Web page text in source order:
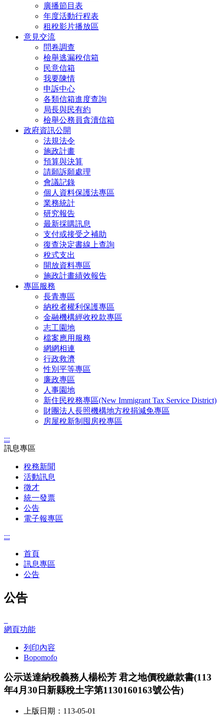
廣播節目表
年度活動行程表
租稅影片播放區
意見交流
問卷調查
檢舉逃漏稅信箱
民意信箱
我要陳情
申訴中心
各類信箱進度查詢
局長與民有約
檢舉公務員貪瀆信箱
政府資訊公開
法規法令
施政計畫
預算與決算
請願訴願處理
會議記錄
個人資料保護法專區
業務統計
研究報告
最新採購訊息
支付或接受之補助
復查決定書線上查詢
稅式支出
開放資料專區
施政計畫績效報告
專區服務
長青專區
納稅者權利保護專區
金融機構經收稅款專區
志工園地
檔案應用服務
網網相連
行政救濟
性別平等專區
廉政專區
人事園地
新住民稅務專區(New Immigrant Tax Service District)
財團法人長照機構地方稅捐減免專區
房屋稅新制囤房稅專區
:::
訊息專區
稅務新聞
活動訊息
徵才
統一發票
公告
電子報專區
:::
首頁
訊息專區
公告
公告
網頁功能
列印內容
Bopomofo
公示送達納稅義務人楊松芳 君之地價稅繳款書(113
年4月30日新縣稅土字第1130160163號公告)
上版日期：113-05-01